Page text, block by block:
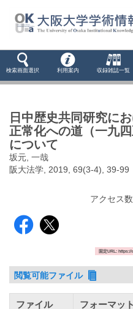
検索画面選択 利用案内 収録雑誌一覧
日中歴史共同研究に
正常化への道（一九
について
坂元, 一哉
阪大法学, 2019, 69(3-4), 39-99
アクセス
固定URL:
閲覧可能ファイル
ファイル フォーマット